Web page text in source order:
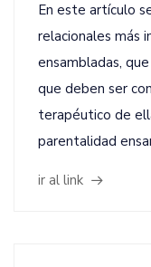
En este artículo
relacionales más
ensambladas,
que deben ser
terapéutico de
parentalidad
ir al link